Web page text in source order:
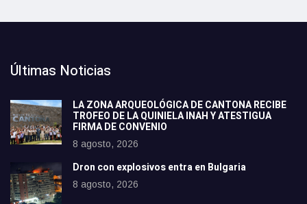
Últimas Noticias
LA ZONA ARQUEOLÓGICA DE CANTONA RECIBE
TROFEO DE LA QUINIELA INAH Y ATESTIGUA
FIRMA DE CONVENIO
8 agosto, 2026
Dron con explosivos entra en Bulgaria
8 agosto, 2026